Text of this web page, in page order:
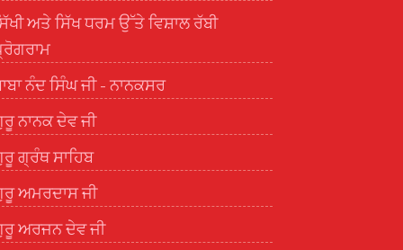
ਅਤੇ ਸਿੱਖ ਧਰਮ ਉੱਤੇ ਵਿਸ਼ਾਲ ਰੱਬੀ
ਨੰਦ ਸਿੰਘ ਜੀ - ਨਾਨਕਸਰ
ਨਾਨਕ ਦੇਵ ਜੀ
ਗ੍ਰੰਥ ਸਾਹਿਬ
ਅਮਰਦਾਸ ਜੀ
ਅਰਜਨ ਦੇਵ ਜੀ